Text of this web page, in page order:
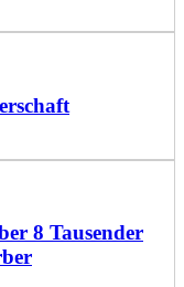
8 Tausender